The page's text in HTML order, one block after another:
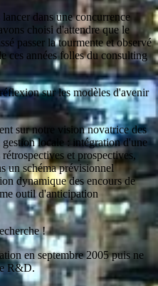
dans une concurrence
choisi d'attendre que le
passer la tourmente et observé
ces années folles du consulting
sur les modèles d'avenir
sur notre vision novatrice des
locale : intégration d'une
et prospectives,
un schéma prévisionnel
dynamique des encours de
outil d'anticipation
!
en septembre 2005 puis ne
R&D.